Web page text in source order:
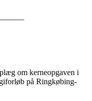
om kerneopgaven i
på Ringkøbing-